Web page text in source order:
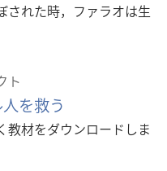
された時，ファラオは生
ト
を救う
教材をダウンロードしま